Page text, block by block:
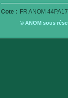
Cote : FR ANOM
© ANOM sous